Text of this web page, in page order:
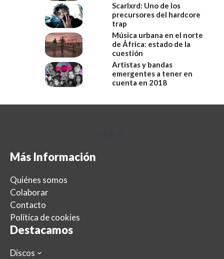
Scarlxrd: Uno de los
precursores del hardcore
trap
Música urbana en el norte
de África: estado de la
cuestión
Artistas y bandas
emergentes a tener en
cuenta en 2018
Más Información
Quiénes somos
Colaborar
Contacto
Política de cookies
Destacamos
Discos